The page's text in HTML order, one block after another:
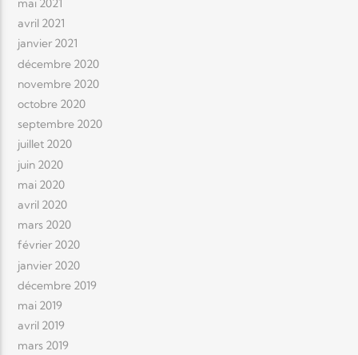
mai 2021
avril 2021
janvier 2021
décembre 2020
novembre 2020
octobre 2020
septembre 2020
juillet 2020
juin 2020
mai 2020
avril 2020
mars 2020
février 2020
janvier 2020
décembre 2019
mai 2019
avril 2019
mars 2019